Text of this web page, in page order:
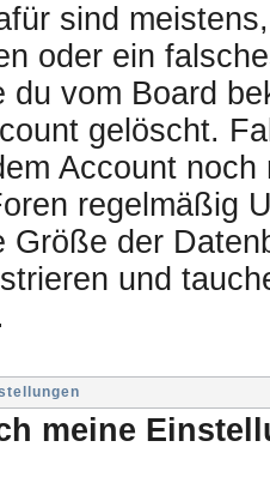
sind
oder ein
du vom Board
gelöscht.
Account
regelmäßig
Größe der
und
meine